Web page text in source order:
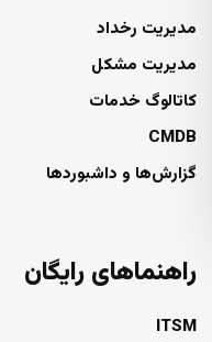
مدیریت رخداد
مدیریت مشکل
کاتالوگ خدمات
CMDB
گزارش‌ها و داشبوردها
راهنماهای رایگان
ITSM